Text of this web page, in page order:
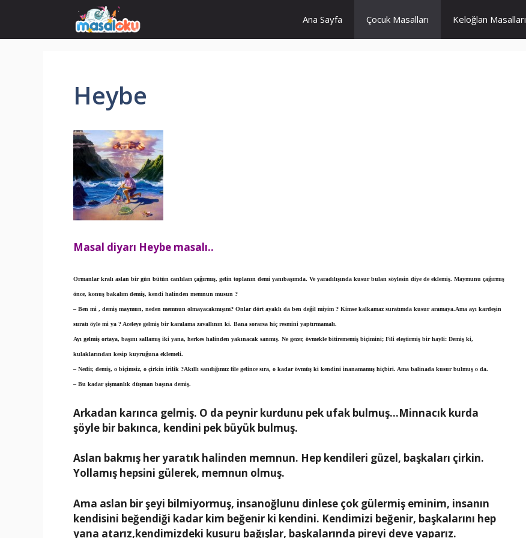
Ana Sayfa Çocuk Masalları Keloğlan Masalları
Heybe
Masal diyarı Heybe masalı..
Ormanlar kralı aslan bir gün bütün canlıları çağırmış, gelin toplanın demi yanıbaşımda. Ve yaradılışında kusur bulan söylesin diye de eklemiş. Maymunu çağırmış
önce, konuş bakalım demiş, kendi halinden memnun musun ?
– Ben mi , demiş maymun, neden memnun olmayacakmışım? Onlar dört ayaklı da ben değil miyim ? Kimse kalkamaz suratımda kusur aramaya.Ama ayı kardeşin
suratı öyle mi ya ? Aceleye gelmiş bir karalama zavallının ki. Bana sorarsa hiç resmini yaptırmamalı.
Ayı gelmiş ortaya, başını sallamış iki yana, herkes halinden yakınacak sanmış. Ne gezer, övmekle bitirememiş biçimini; Fili eleştirmiş bir hayli: Demiş ki,
kulaklarından kesip kuyruğuna eklemeli.
– Nedir, demiş, o biçimsiz, o çirkin irilik ?Akıllı sandığımız file gelince sıra, o kadar övmüş ki kendini inanamamış hiçbiri. Ama balinada kusur bulmuş o da.
– Bu kadar şişmanlık düşman başına demiş.
Arkadan karınca gelmiş. O da peynir kurdunu pek ufak bulmuş…Minnacık kurda
şöyle bir bakınca, kendini pek büyük bulmuş.
Aslan bakmış her yaratık halinden memnun. Hep kendileri güzel, başkaları çirkin.
Yollamış hepsini gülerek, memnun olmuş.
Ama aslan bir şeyi bilmiyormuş, insanoğlunu dinlese çok gülermiş eminim, insanın
kendisini beğendiği kadar kim beğenir ki kendini. Kendimizi beğenir, başkalarını hep
yana atarız,kendimizdeki kusuru bağışlar, başkalarında pireyi deve yaparız.